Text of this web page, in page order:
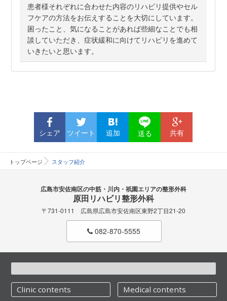
患者様それぞれに合わせた内容のリハビリ提供やセル
フケアの方法をお伝えすることを大切にしています。
困ったこと、気になることがあれば些細なことでも相
談していただき、症状緩和に向けてリハビリを進めて
いきたいと思います。
シェア ツイート 追加 送る 共有
トップページ スタッフ紹介
広島市安佐南区の中筋・川内・祇園エリアの整形外科
原田リハビリ整形外科
〒731-0111 広島県広島市安佐南区東野2丁目21-20
082-870-5555
Clinic contents
Medical contents